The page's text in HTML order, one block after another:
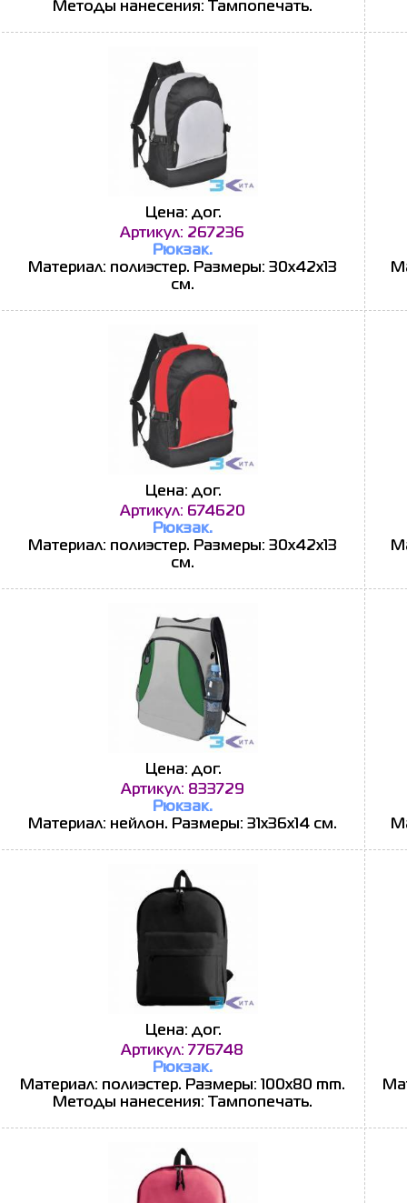
Методы нанесения: Тампопечать.
Цена: дог.
Артикул: 267236
Рюкзак.
Материал: полиэстер. Размеры: 30х42х13
см.
Цена: дог.
Артикул: 674620
Рюкзак.
Материал: полиэстер. Размеры: 30х42х13
см.
Цена: дог.
Артикул: 833729
Рюкзак.
Материал: нейлон. Размеры: 31х36x14 см.
Цена: дог.
Артикул: 776748
Рюкзак.
Материал: полиэстер. Размеры: 100x80 mm.
Методы нанесения: Тампопечать.